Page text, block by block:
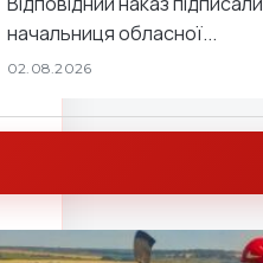
начальниця обласної...
02.08.2026